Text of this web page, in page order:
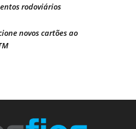
rodoviários
novos cartões ao